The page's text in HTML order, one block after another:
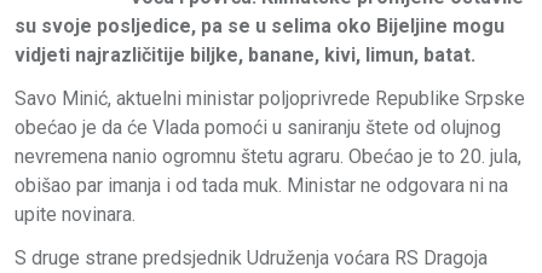
su svoje posljedice, pa se u selima oko Bijeljine mogu
vidjeti najrazličitije biljke, banane, kivi, limun, batat.
Savo Minić, aktuelni ministar poljoprivrede Republike Srpske
obećao je da će Vlada pomoći u saniranju štete od olujnog
nevremena nanio ogromnu štetu agraru. Obećao je to 20. jula,
obišao par imanja i od tada muk. Ministar ne odgovara ni na
upite novinara.
S druge strane predsjednik Udruženja voćara RS Dragoja